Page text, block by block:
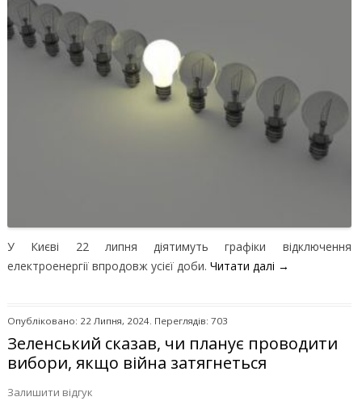
У Києві 22 липня діятимуть графіки відключення
електроенергії впродовж усієї доби. Читати далі →
Опубліковано: 22 Липня, 2024. Переглядів: 703
Зеленський сказав, чи планує проводити
вибори, якщо війна затягнеться
Залишити відгук